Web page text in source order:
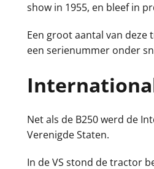
show in 1955, en bleef in
Een groot aantal van
een serienummer onder
Net als de B250 werd de
Verenigde Staten.
In de VS stond de tractor